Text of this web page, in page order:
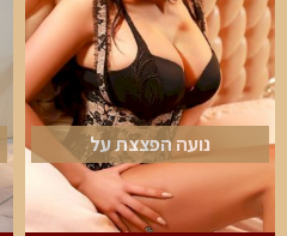
נועה הפצצת על